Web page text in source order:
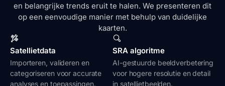
en belangrijke trends eruit te halen. We presenteren dit
op een eenvoudige manier met behulp van duidelijke
kaarten.
Satellietdata
Importeren, valideren en
categoriseren voor accurate
analyses en toepassingen.
SRA algoritme
AI-gestuurde beeldverbetering
voor hogere resolutie en detail
in satellietbeelden.